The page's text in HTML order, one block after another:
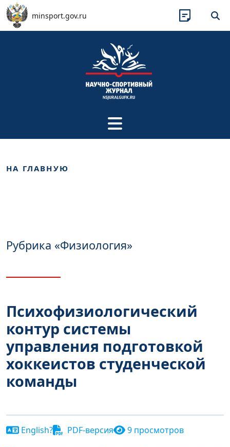
Перейти к основному содержанию
minsport.gov.ru
НА ГЛАВНУЮ
Рубрика «Физиология»
Психофизиологический
контур системы
управления подготовкой
хоккеистов студенческой
команды
English? PDF-версия 9 просмотров